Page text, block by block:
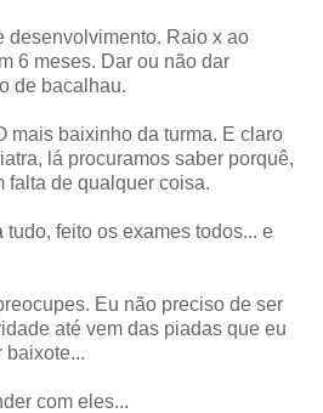
desenvolvimento. Raio x ao
6 meses. Dar ou não dar
de bacalhau.
mais baixinho da turma. E claro
lá procuramos saber porquê,
falta de qualquer coisa.
feito os exames todos... e
Eu não preciso de ser
até vem das piadas que eu
baixote...
com eles...